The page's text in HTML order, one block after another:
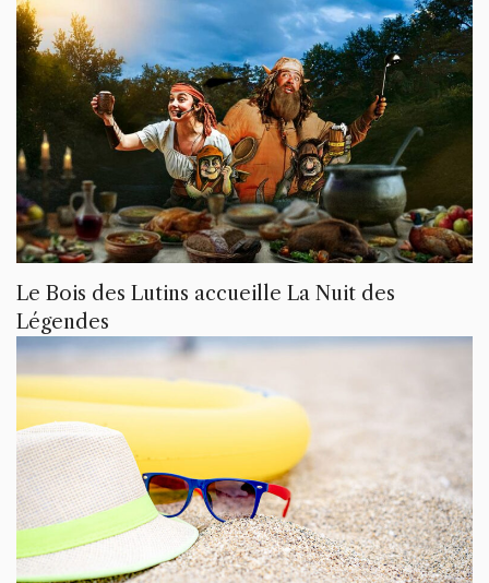
Le Bois des Lutins accueille La Nuit des
Légendes